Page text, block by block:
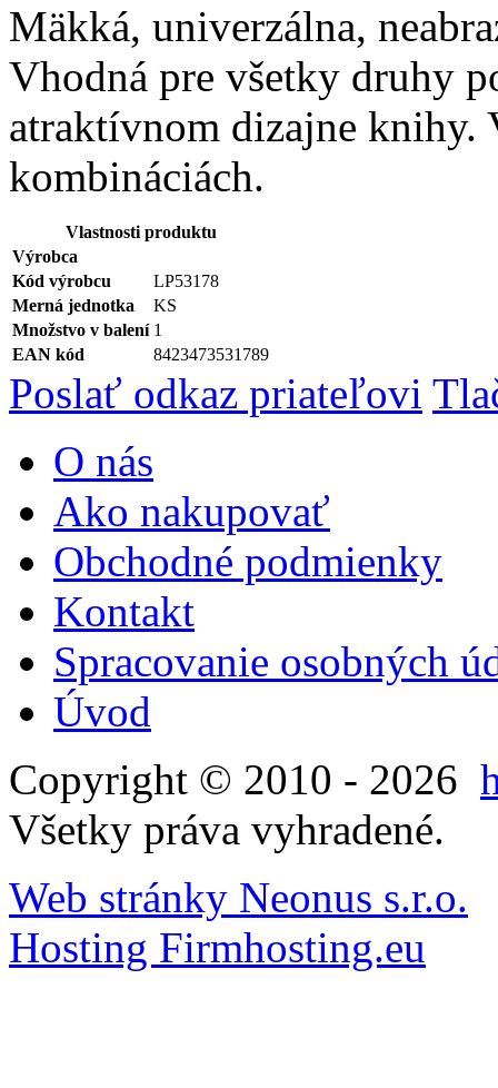
Mäkká, univerzálna,
Vhodná pre všetky druhy
atraktívnom dizajne knihy.
kombináciách.
Vlastnosti produktu
Výrobca
Kód výrobcu
LP53178
Merná jednotka
KS
Množstvo v balení 1
EAN kód
8423473531789
Poslať odkaz priateľovi
O nás
Ako nakupovať
Obchodné podmienky
Kontakt
Spracovanie osobných
Úvod
Copyright © 2010 - 2026
Všetky práva vyhradené.
Web stránky Neonus s.r.o.
Hosting Firmhosting.eu